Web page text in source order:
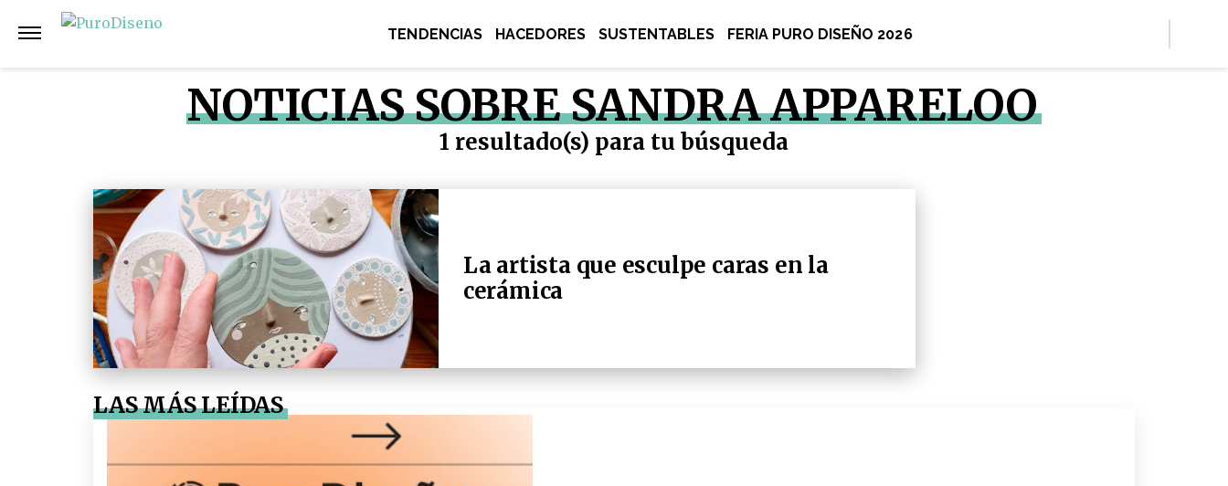
TENDENCIAS HACEDORES SUSTENTABLES FERIA PURO DISEÑO 2026
NOTICIAS SOBRE SANDRA APPARELOO
1 resultado(s) para tu búsqueda
La artista que esculpe caras en la
cerámica
LAS MÁS LEÍDAS